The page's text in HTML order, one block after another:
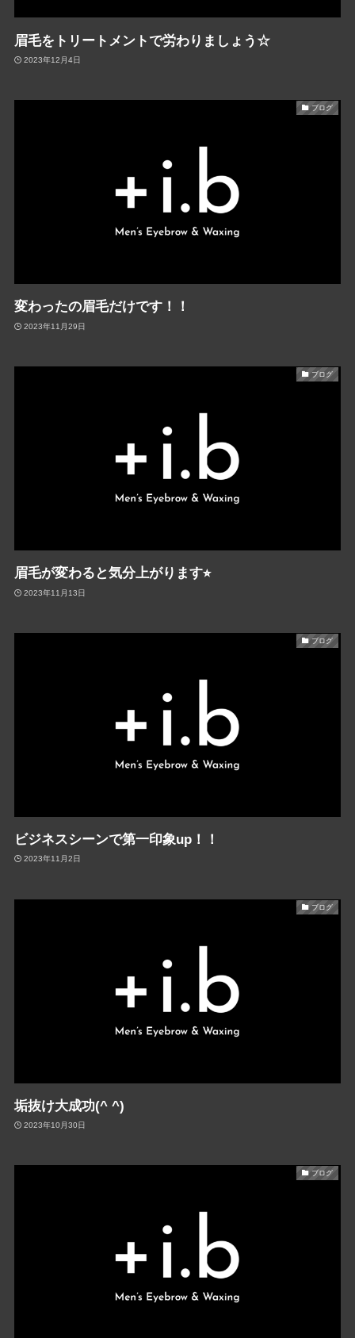
眉毛をトリートメントで労わりましょう☆
2023年12月4日
ブログ
変わったの眉毛だけです！！
2023年11月29日
ブログ
眉毛が変わると気分上がります⭐︎
2023年11月13日
ブログ
ビジネスシーンで第一印象up！！
2023年11月2日
ブログ
垢抜け大成功(^ ^)
2023年10月30日
ブログ